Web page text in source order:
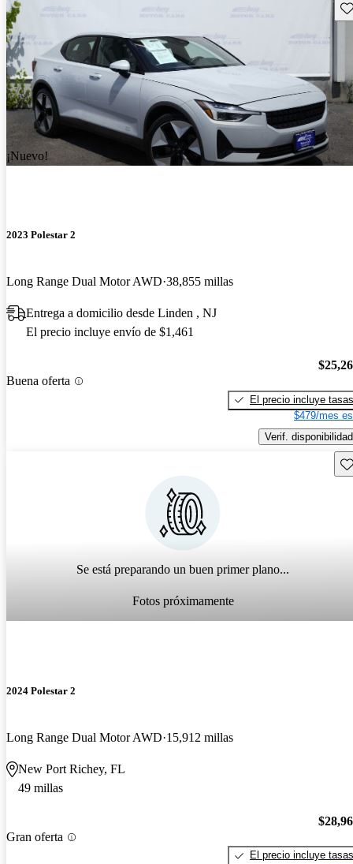
¡Nuevo!
2023 Polestar 2
Long Range Dual Motor AWD 38,855 millas
Entrega a domicilio desde Linden , NJ
El precio incluye envío de $1,461
Buena oferta
El precio incluye tasas
$479/mes
Verif. disponibilidad
Se está preparando un buen primer plano...
Fotos próximamente
2024 Polestar 2
Long Range Dual Motor AWD 15,912 millas
New Port Richey, FL
49 millas
Gran oferta
El precio incluye tasas